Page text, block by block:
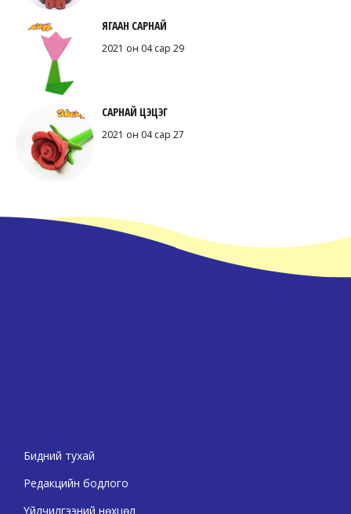
ЯГААН САРНАЙ
2021 он 04 сар 29
САРНАЙ ЦЭЦЭГ
2021 он 04 сар 27
Бидний тухай
Редакцийн бодлого
Үйлчилгээний нөхцөл